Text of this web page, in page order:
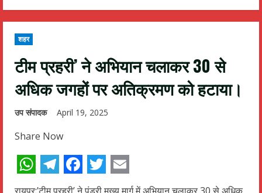
शहर
टीम प्रहरी’ ने अभियान चलाकर 30 से
अधिक जगहों पर अतिक्रमण को हटाया।
उप संपादक April 19, 2025
Share Now
WhatsApp
Telegram
Facebook
Twitter
Email